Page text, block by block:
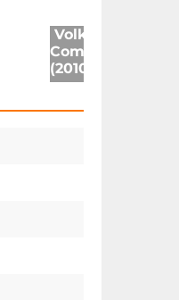
Volkswagen
Comfortline 2.0
(2010)